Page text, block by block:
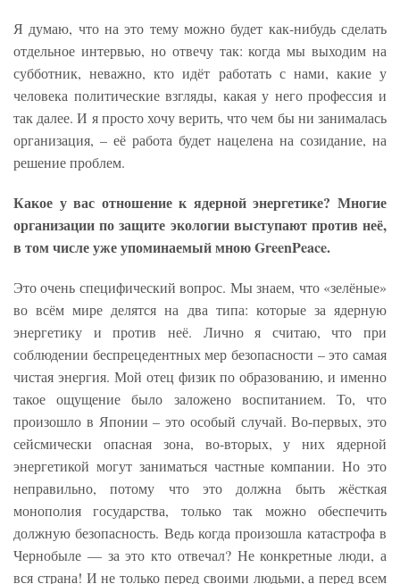
Я думаю, что на это тему можно будет как-нибудь сделать
отдельное интервью, но отвечу так: когда мы выходим на
субботник, неважно, кто идёт работать с нами, какие у
человека политические взгляды, какая у него профессия и
так далее. И я просто хочу верить, что чем бы ни занималась
организация, – её работа будет нацелена на созидание, на
решение проблем.
Какое у вас отношение к ядерной энергетике? Многие
организации по защите экологии выступают против неё,
в том числе уже упоминаемый мною GreenPeace.
Это очень специфический вопрос. Мы знаем, что «зелёные»
во всём мире делятся на два типа: которые за ядерную
энергетику и против неё. Лично я считаю, что при
соблюдении беспрецедентных мер безопасности – это самая
чистая энергия. Мой отец физик по образованию, и именно
такое ощущение было заложено воспитанием. То, что
произошло в Японии – это особый случай. Во-первых, это
сейсмически опасная зона, во-вторых, у них ядерной
энергетикой могут заниматься частные компании. Но это
неправильно, потому что это должна быть жёсткая
монополия государства, только так можно обеспечить
должную безопасность. Ведь когда произошла катастрофа в
Чернобыле — за это кто отвечал? Не конкретные люди, а
вся страна! И не только перед своими людьми, а перед всем